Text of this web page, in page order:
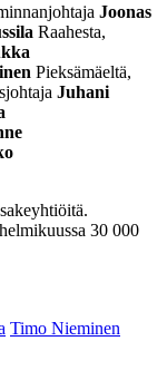
Joonas
Raahesta,
Pieksämäeltä,
Juhani
30 000
Timo Nieminen